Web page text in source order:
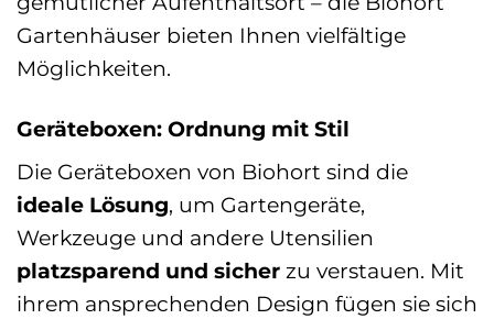
Gartenhäuser bieten Ihnen vielfältige
Möglichkeiten.
Geräteboxen: Ordnung mit Stil
Die Geräteboxen von Biohort sind die
ideale Lösung, um Gartengeräte,
Werkzeuge und andere Utensilien
platzsparend und sicher zu verstauen. Mit
ihrem ansprechenden Design fügen sie sich